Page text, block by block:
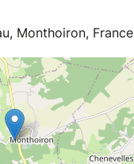
Monthoiron, France